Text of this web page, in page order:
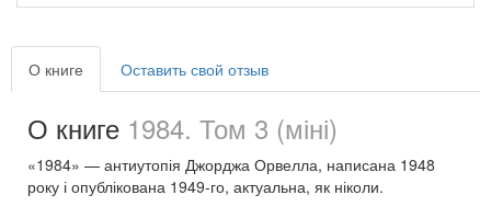
О книге Оставить свой отзыв
О книге 1984. Том 3 (міні)
«1984» — антиутопія Джорджа Орвелла, написана 1948
року і опублікована 1949-го, актуальна, як ніколи.